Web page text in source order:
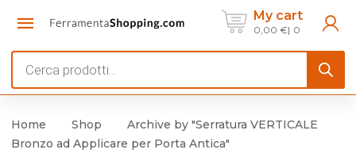
My cart
0,00 € 0
search
Home Shop
Archive by "Serratura VERTICALE
Bronzo ad Applicare per Porta Antica"